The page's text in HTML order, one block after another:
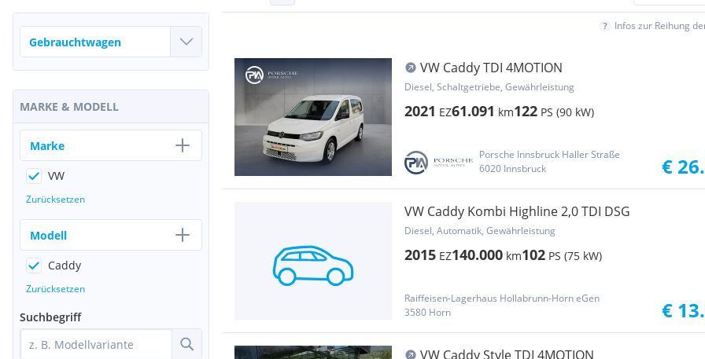
Infos zur Reihung
VW Caddy TDI 4MOTION
Diesel, Schaltgetriebe, Gewährleistung
2021 EZ61.091 km122 PS (90 kW)
Porsche Innsbruck Haller Straße
6020 Innsbruck
€
VW Caddy Kombi Highline 2,0 TDI DSG
Diesel, Automatik, Gewährleistung
2015 EZ140.000 km102 PS (75 kW)
Raiffeisen-Lagerhaus Hollabrunn-Horn eGen
3580 Horn
€
VW Caddy Style TDI 4MOTION
MARKE & MODELL
Marke
VW
Zurücksetzen
Modell
Caddy
Zurücksetzen
Suchbegriff